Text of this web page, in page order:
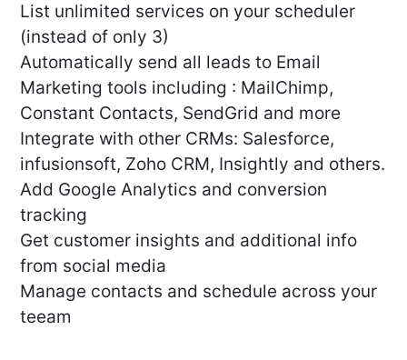
List unlimited services on your scheduler
(instead of only 3)
Automatically send all leads to Email
Marketing tools including : MailChimp,
Constant Contacts, SendGrid and more
Integrate with other CRMs: Salesforce,
infusionsoft, Zoho CRM, Insightly and others.
Add Google Analytics and conversion
tracking
Get customer insights and additional info
from social media
Manage contacts and schedule across your
teeam